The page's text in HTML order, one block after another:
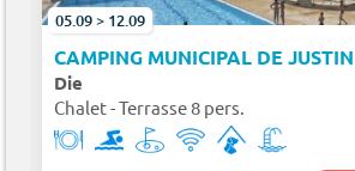
05.09 > 12.09
CAMPING MUNICIPAL DE JUSTIN
Die
Chalet - Terrasse 8 pers.